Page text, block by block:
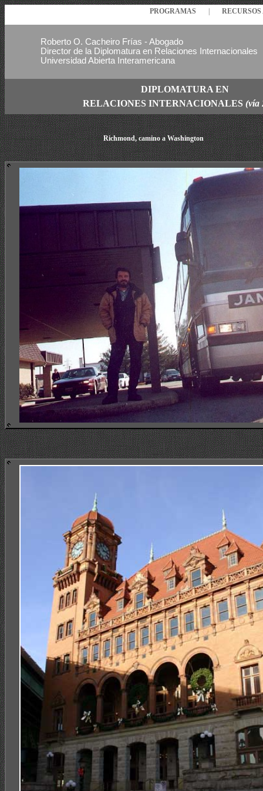
PROGRAMAS
Roberto O. Cacheiro Frías - Abogado
Director de la Diplomatura en Relaciones Internacionales
Universidad Abierta Interamericana
DIPLOMATURA EN
RELACIONES INTERNACIONALES (vía
Richmond, camino a Washington